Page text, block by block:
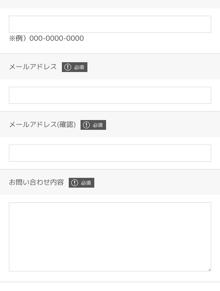
※例）000-0000-0000
メールアドレス
メールアドレス(確認)
お問い合わせ内容